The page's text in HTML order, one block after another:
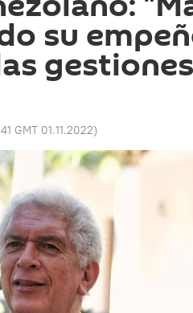
su
GMT 01.11.2022)